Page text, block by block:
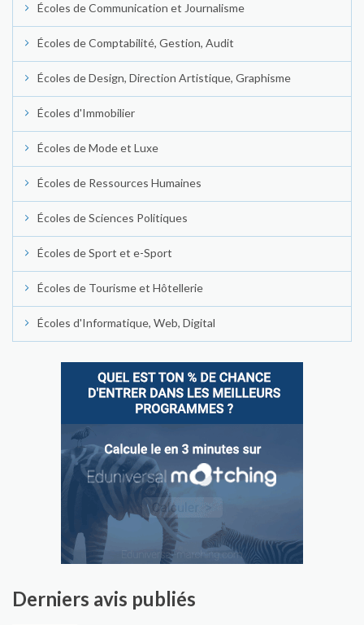
Écoles de Communication et Journalisme
Écoles de Comptabilité, Gestion, Audit
Écoles de Design, Direction Artistique, Graphisme
Écoles d'Immobilier
Écoles de Mode et Luxe
Écoles de Ressources Humaines
Écoles de Sciences Politiques
Écoles de Sport et e-Sport
Écoles de Tourisme et Hôtellerie
Écoles d'Informatique, Web, Digital
Derniers avis publiés